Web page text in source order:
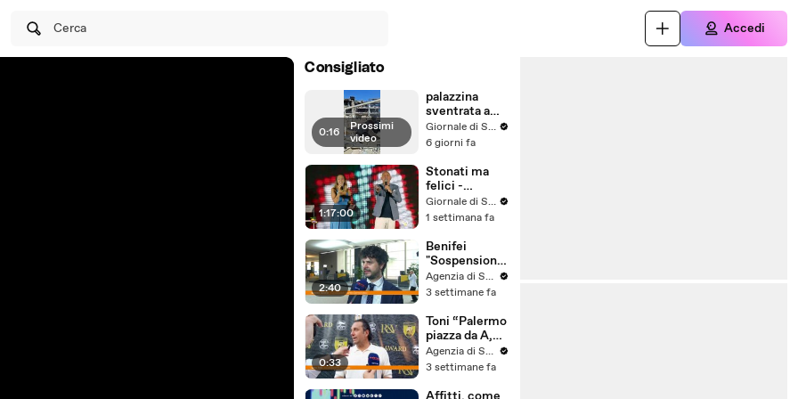
Cerca Accedi
Consigliato
0:16 | Prossimi
video
palazzina
sventrata a
Messina,
nuovo video
Giornale di Sicilia
6 giorni fa
1:17:00
Stonati ma
felici -
Puntata 15Giornale di Sicilia
1 settimana fa
2:40
Benifei
"Sospensione
accordo Ue-
Israele
commerciale,
voto a
maggioranza"
Agenzia di Stampa ITALPRESS
3 settimane fa
0:33
Toni “Palermo
piazza da A,
può essere
l'anno buono”
Agenzia di Stampa ITALPRESS
3 settimane fa